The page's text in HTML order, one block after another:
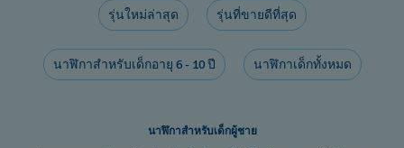
รุ่นใหม่ล่าสุด รุ่นที่ขายดีที่สุด
นาฬิกาสำหรับเด็กอายุ 6 - 10 ปี​ นาฬิกาเด็กทั้งหมด
นาฬิกาสำหรับเด็กผู้ชาย